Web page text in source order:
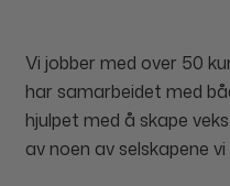
Vi jobber med over 50
har samarbeidet med
hjulpet med å skape
av noen av selskapene